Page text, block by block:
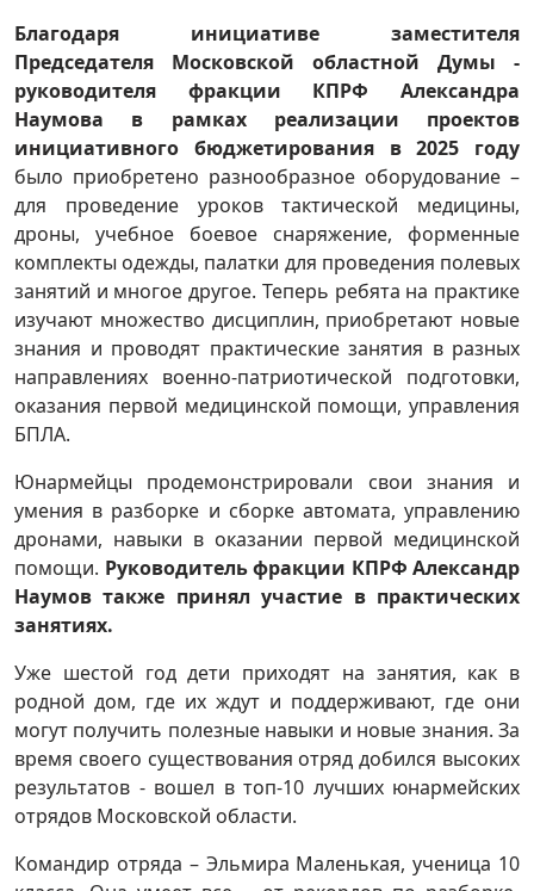
Благодаря инициативе заместителя
Председателя Московской областной Думы -
руководителя фракции КПРФ Александра
Наумова в рамках реализации проектов
инициативного бюджетирования в 2025 году
было приобретено разнообразное оборудование –
для проведение уроков тактической медицины,
дроны, учебное боевое снаряжение, форменные
комплекты одежды, палатки для проведения полевых
занятий и многое другое. Теперь ребята на практике
изучают множество дисциплин, приобретают новые
знания и проводят практические занятия в разных
направлениях военно-патриотической подготовки,
оказания первой медицинской помощи, управления
БПЛА.
Юнармейцы продемонстрировали свои знания и
умения в разборке и сборке автомата, управлению
дронами, навыки в оказании первой медицинской
помощи. Руководитель фракции КПРФ Александр
Наумов также принял участие в практических
занятиях.
Уже шестой год дети приходят на занятия, как в
родной дом, где их ждут и поддерживают, где они
могут получить полезные навыки и новые знания. За
время своего существования отряд добился высоких
результатов - вошел в топ-10 лучших юнармейских
отрядов Московской области.
Командир отряда – Эльмира Маленькая, ученица 10